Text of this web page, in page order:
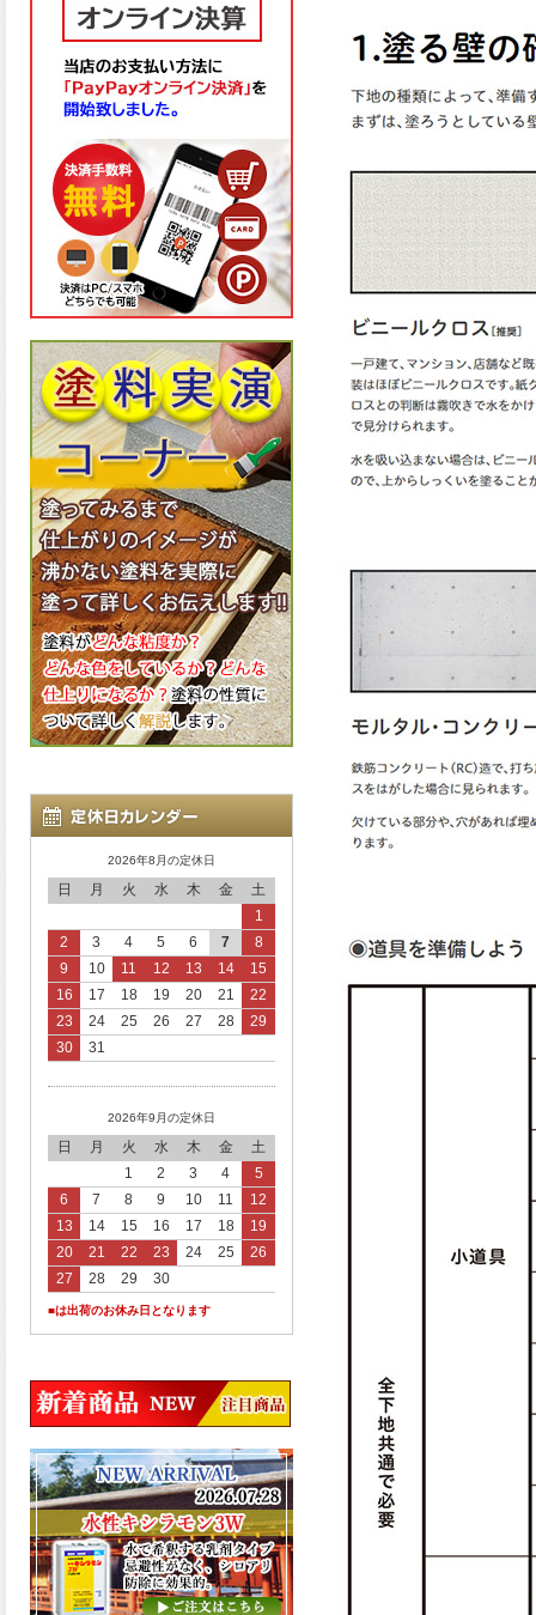
2026年8月の定休日
日 月 火 水 木 金
土
1
2
3 4 5 6 7
8
9
10 11 12 13 14
15
16
17 18 19 20 21
22
23
24 25 26 27 28
29
30
31
2026年9月の定休日
日 月 火 水 木 金
土
1
2 3 4
5
6
7 8 9 10 11
12
13
14 15 16 17 18
19
20
21 22 23 24 25
26
27
28 29 30
■は出荷のお休み日となります